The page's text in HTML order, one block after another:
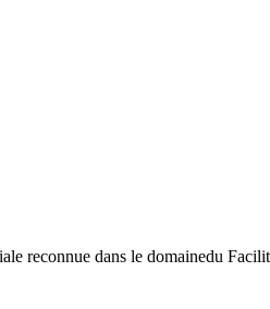
reconnue dans le domainedu